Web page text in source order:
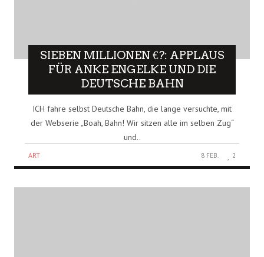
SIEBEN MILLIONEN €?: APPLAUS
FÜR ANKE ENGELKE UND DIE
DEUTSCHE BAHN
ICH fahre selbst Deutsche Bahn, die lange versuchte, mit
der Webserie „Boah, Bahn! Wir sitzen alle im selben Zug“
und..
ART 8 FEB. 2